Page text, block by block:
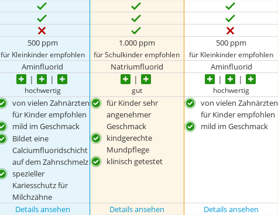
500 ppm
für Kleinkinder empfohlen
1.000 ppm
für Schulkinder empfohlen
500 ppm
für Kleinkinder empfohlen
Aminfluorid Natriumfluorid Aminfluorid
hochwertig gut hochwertig
von vielen Zahnärzten
für Kinder empfohlen
mild im Geschmack
Bildet eine
Calciumfluoridschicht
auf dem Zahnschmelz
spezieller
Kariesschutz für
Milchzähne
für Kinder sehr
angenehmer
Geschmack
kindgerechte
Mundpflege
klinisch getestet
von vielen Zahnärzten
für Kinder empfohlen
mild im Geschmack
Details ansehen Details ansehen Details ansehen